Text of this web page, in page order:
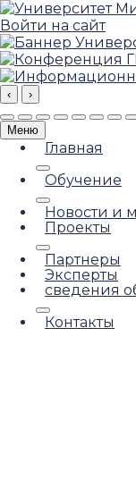
Войти на сайт
‹ ›
Меню
Главная
Обучение
Новости и
Проекты
Партнеры
Эксперты
сведения
Контакты